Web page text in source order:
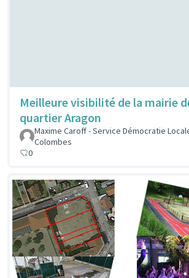
Meilleure visibilité de la mairie
quartier Aragon
Maxime Caroff - Service Démocratie
Colombes
0